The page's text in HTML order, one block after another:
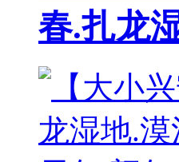
春.扎龙